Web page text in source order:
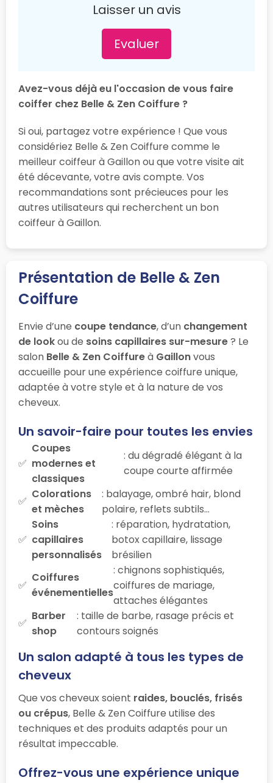
Laisser un avis
Evaluer
Avez-vous déjà eu l'occasion de vous faire
coiffer chez Belle & Zen Coiffure ?
Si oui, partagez votre expérience ! Que vous
considériez Belle & Zen Coiffure comme le
meilleur coiffeur à Gaillon ou que votre visite ait
été décevante, votre avis compte. Vos
recommandations sont précieuces pour les
autres utilisateurs qui recherchent un bon
coiffeur à Gaillon.
Présentation de Belle & Zen
Coiffure
Envie d’une coupe tendance, d’un changement
de lookou de soins capillaires sur-mesure? Le
salon Belle & Zen Coiffureà Gaillonvous
accueille pour une expérience coiffure unique,
adaptée à votre style et à la nature de vos
cheveux.
Un savoir-faire pour toutes les envies
Coupes
modernes et
classiques
: du dégradé élégant à la
coupe courte affirmée
Colorations
et mèches
: balayage, ombré hair, blond
polaire, reflets subtils…
Soins
capillaires
personnalisés
: réparation, hydratation,
botox capillaire, lissage
brésilien
Coiffures
événementielles
: chignons sophistiqués,
coiffures de mariage,
attaches élégantes
Barber
shop
: taille de barbe, rasage précis et
contours soignés
Un salon adapté à tous les types de
cheveux
Que vos cheveux soient raides, bouclés, frisés
ou crépus, Belle & Zen Coiffure utilise des
techniques et des produits adaptés pour un
résultat impeccable.
Offrez-vous une expérience unique